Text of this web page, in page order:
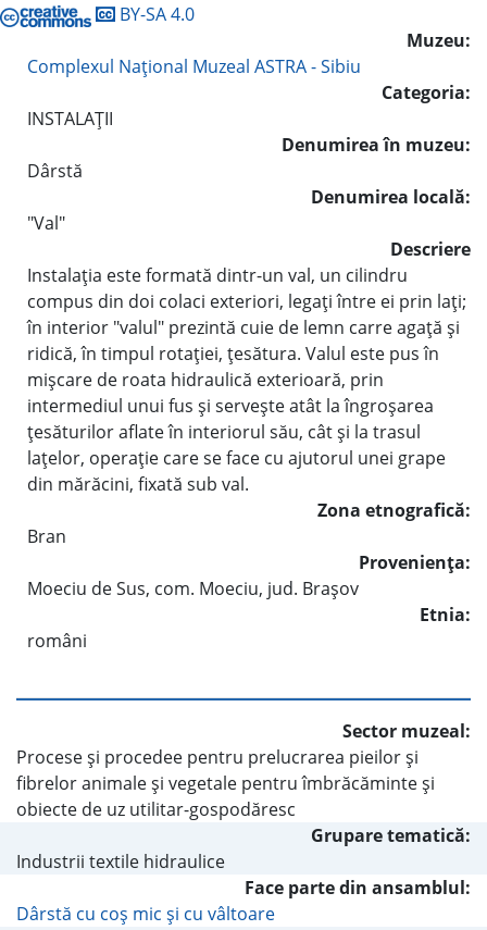
BY-SA 4.0
Muzeu:
Complexul Naţional Muzeal ASTRA - Sibiu
Categoria:
INSTALAŢII
Denumirea în muzeu:
Dârstă
Denumirea locală:
"Val"
Descriere
Instalaţia este formată dintr-un val, un cilindru
compus din doi colaci exteriori, legaţi între ei prin laţi;
în interior "valul" prezintă cuie de lemn carre agaţă şi
ridică, în timpul rotaţiei, ţesătura. Valul este pus în
mişcare de roata hidraulică exterioară, prin
intermediul unui fus şi serveşte atât la îngroşarea
ţesăturilor aflate în interiorul său, cât şi la trasul
laţelor, operaţie care se face cu ajutorul unei grape
din mărăcini, fixată sub val.
Zona etnografică:
Bran
Provenienţa:
Moeciu de Sus, com. Moeciu, jud. Braşov
Etnia:
români
Sector muzeal:
Procese şi procedee pentru prelucrarea pieilor şi
fibrelor animale şi vegetale pentru îmbrăcăminte şi
obiecte de uz utilitar-gospodăresc
Grupare tematică:
Industrii textile hidraulice
Face parte din ansamblul:
Dârstă cu coş mic şi cu vâltoare